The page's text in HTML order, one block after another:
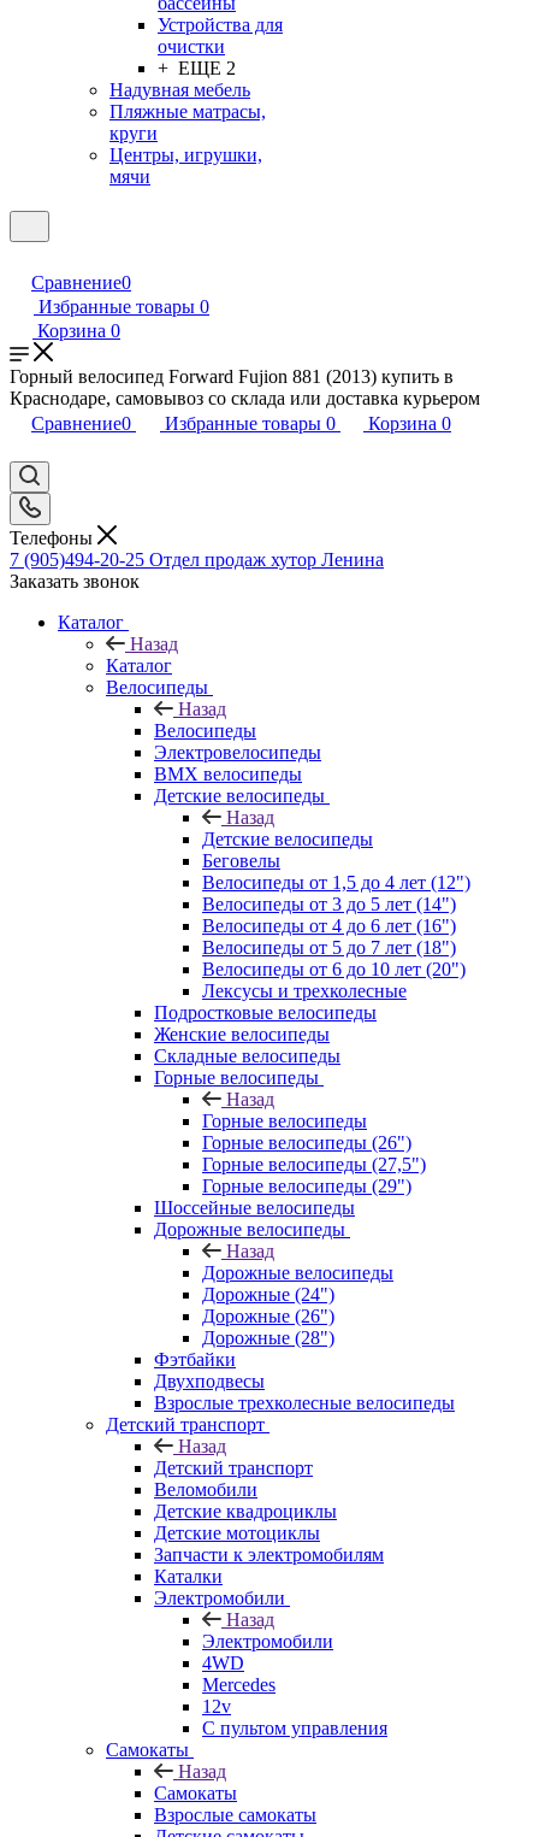
Устройства для
очистки
+ ЕЩЕ 2
Надувная мебель
Пляжные матрасы,
круги
Центры, игрушки,
мячи
Сравнение0
Избранные товары 0
Корзина 0
Горный велосипед Forward Fujion 881 (2013) купить в
Краснодаре, самовывоз со склада или доставка курьером
Сравнение0 Избранные товары 0 Корзина 0
Телефоны
7 (905)494-20-25 Отдел продаж хутор Ленина
Заказать звонок
Каталог
Назад
Каталог
Велосипеды
Назад
Велосипеды
Электровелосипеды
BMX велосипеды
Детские велосипеды
Назад
Детские велосипеды
Беговелы
Велосипеды от 1,5 до 4 лет (12")
Велосипеды от 3 до 5 лет (14")
Велосипеды от 4 до 6 лет (16")
Велосипеды от 5 до 7 лет (18")
Велосипеды от 6 до 10 лет (20")
Лексусы и трехколесные
Подростковые велосипеды
Женские велосипеды
Складные велосипеды
Горные велосипеды
Назад
Горные велосипеды
Горные велосипеды (26")
Горные велосипеды (27,5")
Горные велосипеды (29")
Шоссейные велосипеды
Дорожные велосипеды
Назад
Дорожные велосипеды
Дорожные (24")
Дорожные (26")
Дорожные (28")
Фэтбайки
Двухподвесы
Взрослые трехколесные велосипеды
Детский транспорт
Назад
Детский транспорт
Веломобили
Детские квадроциклы
Детские мотоциклы
Запчасти к электромобилям
Каталки
Электромобили
Назад
Электромобили
4WD
Mercedes
12v
С пультом управления
Самокаты
Назад
Самокаты
Взрослые самокаты